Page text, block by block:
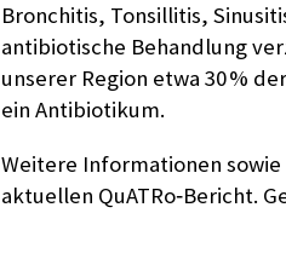
Bronchitis, Tonsillitis,
antibiotische Behandlung
unserer Region etwa 30 %
ein Antibiotikum.
Weitere Informationen
aktuellen QuATRo‑Bericht.